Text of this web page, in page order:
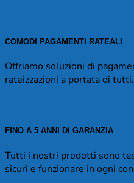
COMODI PAGAMENTI RATEALI
Offriamo soluzioni di
rateizzazioni a portata di tutti.
FINO A 5 ANNI DI GARANZIA
Tutti i nostri prodotti sono
sicuri e funzionare in ogni